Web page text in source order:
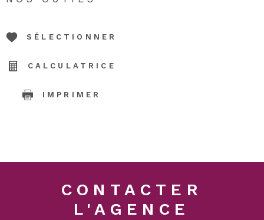
SÉLECTIONNER
CALCULATRICE
IMPRIMER
CONTACTER
L'AGENCE